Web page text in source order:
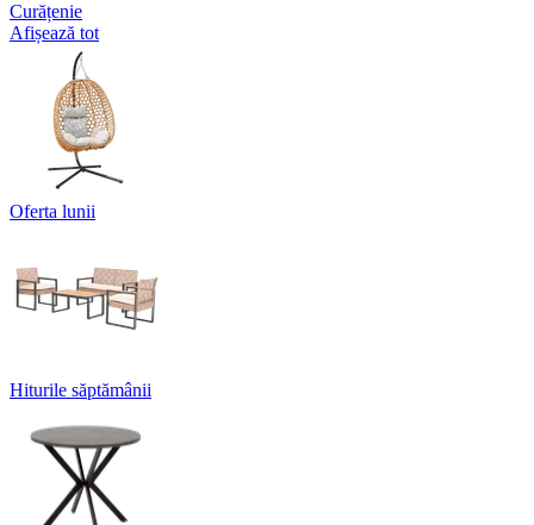
Curățenie
Afișează tot
Oferta lunii
Hiturile săptămânii